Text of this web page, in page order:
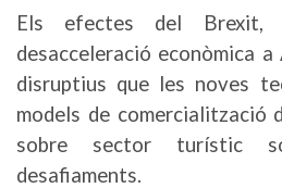
Els efectes del Brexit,
desacceleració econòmica
disruptius que les noves
models de comercialització
sobre sector turístic
desafiaments.